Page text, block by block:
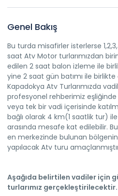
Genel Bakış
Bu turda misafirler isterlerse
saat Atv Motor turlarımızdan
edilen 2 saat balon izleme ile
yine 2 saat gün batımı ile
Kapadokya Atv Turlarımızda
profesyonel rehberimiz
veya tek bir vadi içerisinde
bağlı olarak 4 km(1 saatlik tur)
arasında mesafe kat edilebilir.
en merkezinde bulunan
yapılacak Atv turu
Aşağıda belirtilen vadiler için
turlarımız gerçekleştirilecektir.